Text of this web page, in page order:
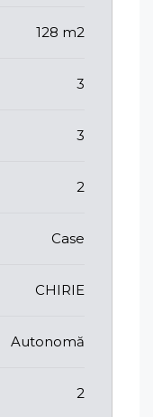
128 m2
3
3
2
Case
CHIRIE
Autonomă
2